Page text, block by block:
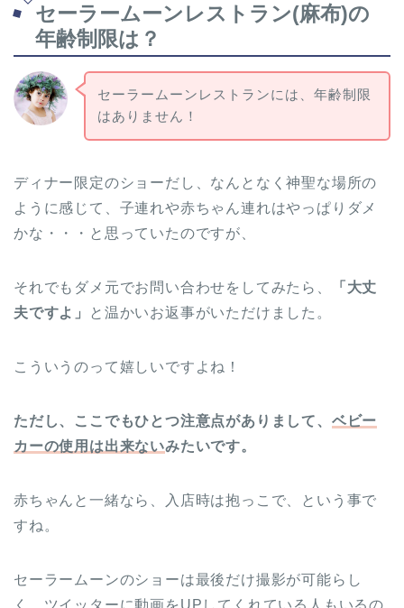
セーラームーンレストラン(麻布)の
年齢制限は？
セーラームーンレストランには、年齢制限
はありません！
ディナー限定のショーだし、なんとなく神聖な場所の
ように感じて、子連れや赤ちゃん連れはやっぱりダメ
かな・・・と思っていたのですが、
それでもダメ元でお問い合わせをしてみたら、
「大丈
夫ですよ」
と温かいお返事がいただけました。
こういうのって嬉しいですよね！
ただし、ここでもひとつ注意点がありまして、 ベビー
カーの使用は出来ないみたいです。
赤ちゃんと一緒なら、入店時は抱っこで、という事で
すね。
セーラームーンのショーは最後だけ撮影が可能らし